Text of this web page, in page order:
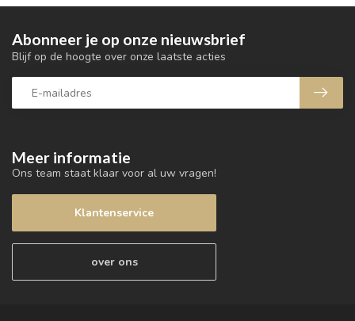
Meer informatie
Ons team staat klaar voor al uw vragen!
Klantenservice
over ons
Abonneer je op onze nieuwsbrief
Blijf op de hoogte over onze laatste acties